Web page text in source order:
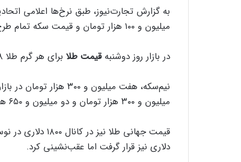
به گزارش تجارت‌نیوز، طبق نرخ‌‌‌ها اعلامی اتحادیه طلا
میلیون و ۱۰۰ هزار تومان و قیمت سکه تمام طرح قدیم ۱۲ میلیون و ۸۰۰ هزار تومان بود.
در بازار روز دوشنبهقیمت طلا برای هر گرم طلا ۱۸ عیار، یک میلیون و ۲۹۱ هزار و ۶۰۵ تومان اعلام شد.
نیم‌سکه، هفت میلیون
میلیون و ۳۰۰ هزار تومان و دو میلیون و ۶۵۰ هزار تومان تعیین شد.
دلاری نیز قرار گرفت اما عقب‌نشینی کرد.